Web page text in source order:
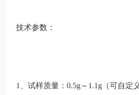
技术参数：
1、试样质量：0.5g～1.1g（可自定义